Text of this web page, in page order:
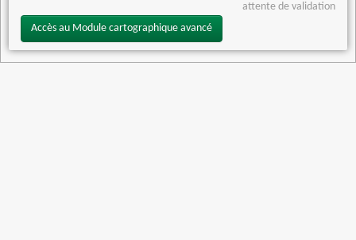
attente de validation
Accès au Module cartographique avancé